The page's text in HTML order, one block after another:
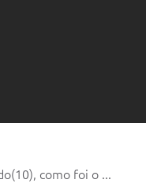
como foi o ...